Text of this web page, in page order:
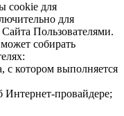
cookie для
для
Пользователями.
собирать
с котором выполняется
Интернет-провайдере;